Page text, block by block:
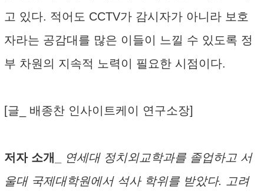
고 있다. 적어도 CCTV가 감시자가 아니라 보호
자라는 공감대를 많은 이들이 느낄 수 있도록 정
부 차원의 지속적 노력이 필요한 시점이다.
[글_ 배종찬 인사이트케이 연구소장]
저자 소개_
연세대 정치외교학과를 졸업하고 서
울대 국제대학원에서 석사 학위를 받았다. 고려